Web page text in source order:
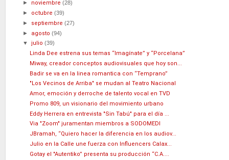
► noviembre(28)
► octubre(39)
► septiembre(27)
► agosto(94)
▼julio(39)
Linda Dee estrena sus temas “Imagínate” y “Porcelana”
Miway, creador conceptos audiovisuales que hoy son...
Badir se va en la linea romantica con “Temprano”
"Los Vecinos de Arriba" se mudan al Teatro Nacional
Amor, emoción y derroche de talento vocal en TVD
Promo 809, un visionario del movimiento urbano
Eddy Herrera en entrevista "Sin Tabú" para el día ...
Via "Zoom" juramentan miembros a SODOMEDI
JBramah, “Quiero hacer la diferencia en los audiov...
Julio en la Calle une fuerza con Influencers Calax...
Gotay el "Autentiko” presenta su producción “C.A....